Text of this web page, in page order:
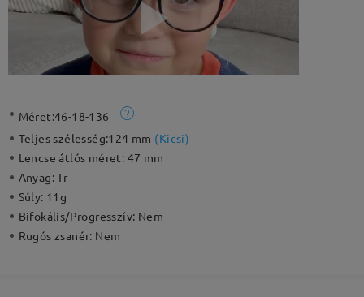
Méret:46-18-136
Teljes szélesség:124 mm (Kicsi)
Lencse átlós méret: 47 mm
Anyag:Tr
Súly: 11g
Bifokális/Progresszív: Nem
Rugós zsanér: Nem